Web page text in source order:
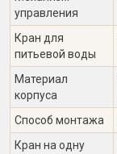
управления
Кран для
питьевой воды
Материал
корпуса
Способ монтажа
Кран на одну